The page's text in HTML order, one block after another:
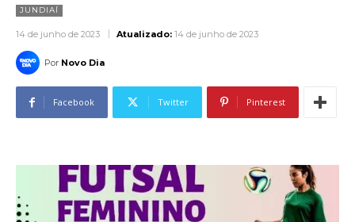
JUNDIAÍ
14 de junho de 2023 Atualizado: 14 de junho de 2023
Por Novo Dia
Facebook Twitter Pinterest